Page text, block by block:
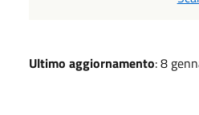
Ultimo aggiornamento: 8